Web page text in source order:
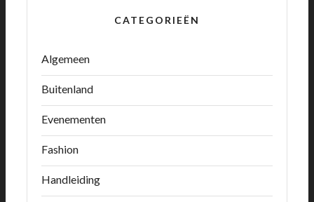
CATEGORIEËN
Algemeen
Buitenland
Evenementen
Fashion
Handleiding